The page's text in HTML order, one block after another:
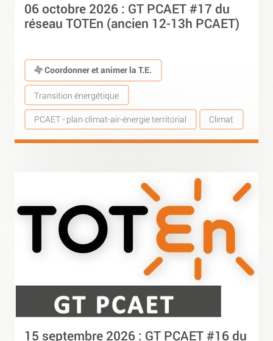
06 octobre 2026 : GT PCAET #17 du
réseau TOTEn (ancien 12-13h PCAET)
Coordonner et animer la T.E.
Transition énergétique
PCAET - plan climat-air-énergie territorial Climat
15 septembre 2026 : GT PCAET #16 du